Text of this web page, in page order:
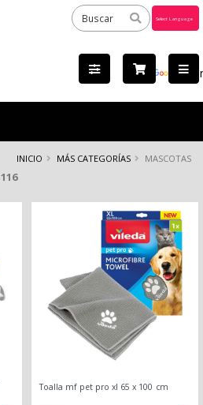
by
INICIO MÁS CATEGORÍAS MASCOTAS
116
Toalla mf pet pro xl 65 x 100 cm